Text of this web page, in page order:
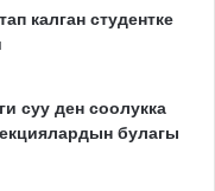
калган студентке
суу ден соолукка
булагы